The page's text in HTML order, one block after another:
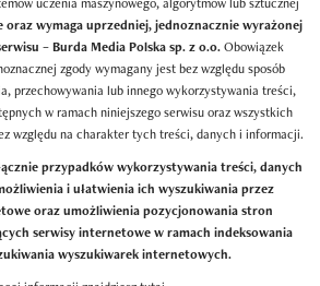
uczenia maszynowego, algorytmów lub sztucznej
oraz wymaga uprzedniej, jednoznacznie wyrażonej
– Burda Media Polska sp. z o.o.Obowiązek
zgody wymagany jest bez względu sposób
przechowywania lub innego wykorzystywania treści,
w ramach niniejszego serwisu oraz wszystkich
względu na charakter tych treści, danych i informacji.
przypadków wykorzystywania treści, danych
i ułatwienia ich wyszukiwania przez
oraz umożliwienia pozycjonowania stron
serwisy internetowe w ramach indeksowania
wyszukiwarek internetowych.